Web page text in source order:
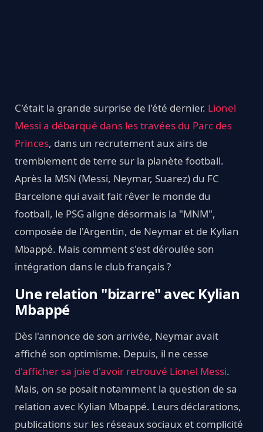
C'était la grande surprise de l'été dernier. Lionel
Messi a débarqué dans les travées du Parc des
Princes, dans un recrutement aux airs de
tremblement de terre sur la planète football.
Après la MSN (Messi, Neymar, Suarez) du FC
Barcelone qui avait fait rêver le monde du
football, le PSG aligne désormais la "MNM",
composée de l'Argentin, de Neymar et de Kylian
Mbappé. Mais comment s'est déroulée son
intégration dans le club français ?
Une relation "bizarre" avec Kylian
Mbappé
Dès l'annonce de son arrivée, Neymar avait
affiché son optimisme. Depuis, il ne cesse
d'afficher sa joie d'avoir retrouvé Lionel Messi.
Mais, on se posait notamment la question de sa
relation avec Kylian Mbappé. Leurs déclarations,
publications sur les réseaux sociaux et complicité